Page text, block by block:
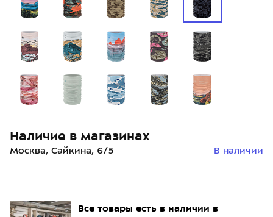
Все товары есть в наличии в
Наличие в магазинах
Москва, Сайкина, 6/5 В наличии